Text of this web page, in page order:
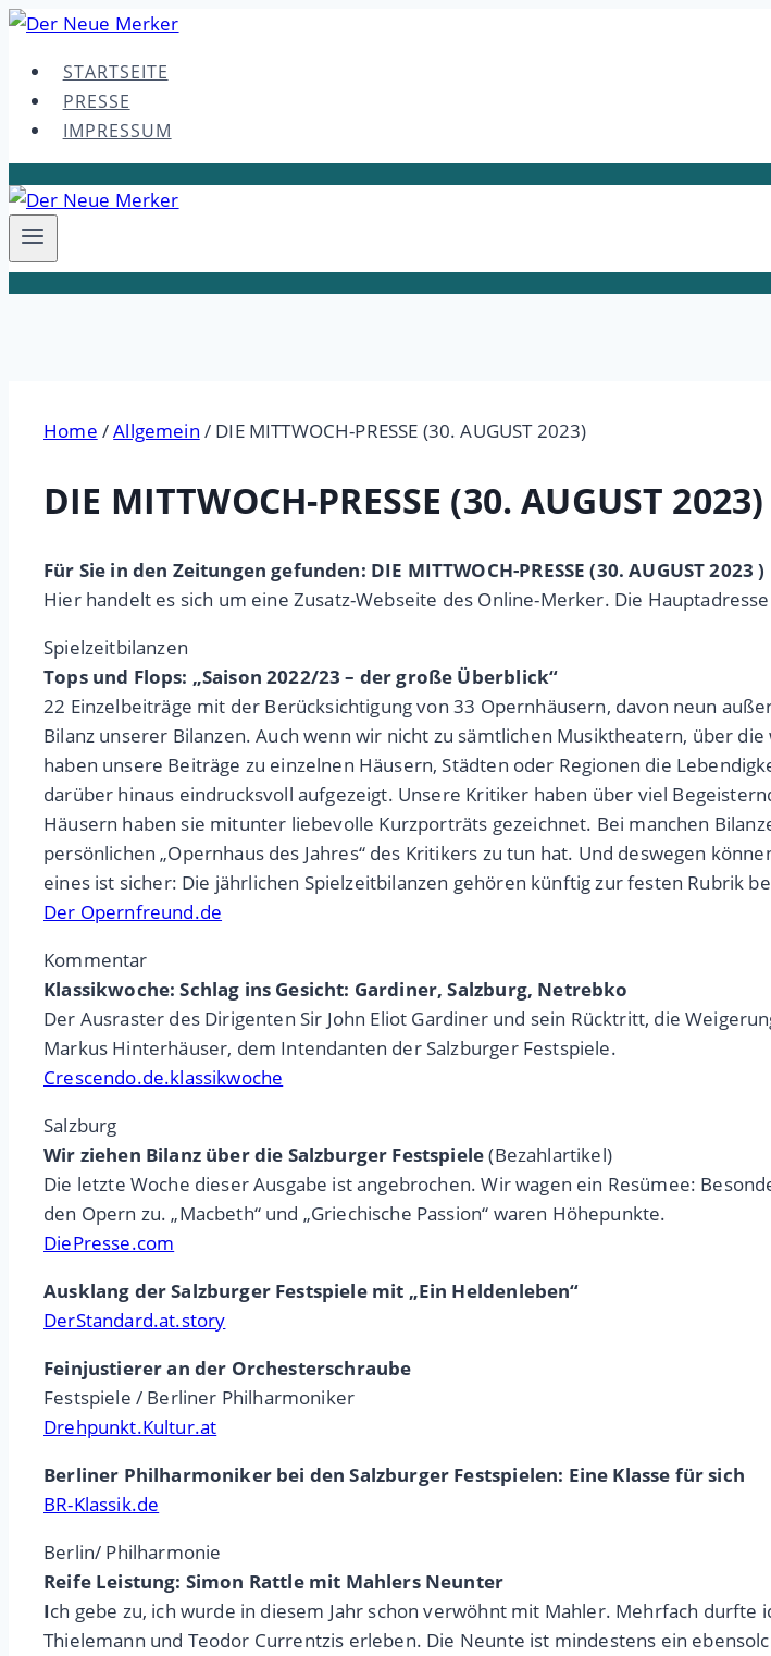
Skip
contentSTARTSEITE
PRESSE
IMPRESSUM
Home /Allgemein / DIE MITTWOCH-PRESSE (30. AUGUST 2023)
DIE MITTWOCH-PRESSE (30. AUGUST 2023)
Für Sie in den Zeitungen gefunden: DIE MITTWOCH-PRESSE (30. AUGUST 2023 )
Hier handelt es sich um eine Zusatz-Webseite des Online-Merker. Die
Spielzeitbilanzen
Tops und Flops: „Saison 2022/23 – der große Überblick“
22 Einzelbeiträge mit der Berücksichtigung von 33 Opernhäusern, davon neun
Bilanz unserer Bilanzen. Auch wenn wir nicht zu sämtlichen Musiktheatern, über
haben unsere Beiträge zu einzelnen Häusern, Städten oder Regionen die
darüber hinaus eindrucksvoll aufgezeigt. Unsere Kritiker haben über viel
Häusern haben sie mitunter liebevolle Kurzporträts gezeichnet. Bei manchen
persönlichen „Opernhaus des Jahres“ des Kritikers zu tun hat. Und deswegen
eines ist sicher: Die jährlichen Spielzeitbilanzen gehören künftig zur festen Rubrik
Der Opernfreund.de
Kommentar
Klassikwoche: Schlag ins Gesicht: Gardiner, Salz­burg, Netrebko
Der Ausraster des Dirigenten Sir John Eliot Gardiner und sein Rücktritt, die
Markus Hinterhäuser, dem Intendanten der Salzburger Festspiele.
Crescendo.de.klassikwoche
Salzburg
Wir ziehen Bilanz über die Salzburger Festspiele(Bezahlartikel)
Die letzte Woche dieser Ausgabe ist angebrochen. Wir wagen ein Resümee:
den Opern zu. „Macbeth“ und „Griechische Passion“ waren Höhepunkte.
DiePresse.com
Ausklang der Salzburger Festspiele mit „Ein Heldenleben“
DerStandard.at.story
Feinjustierer an der Orchesterschraube
Festspiele / Berliner Philharmoniker
Drehpunkt.Kultur.at
Berliner Philharmoniker bei den Salzburger Festspielen: Eine Klasse für sich
BR-Klassik.de
Berlin/ Philharmonie
Reife Leistung: Simon Rattle mit Mahlers Neunter
Ich gebe zu, ich wurde in diesem Jahr schon verwöhnt mit Mahler. Mehrfach
Thielemann und Teodor Currentzis erleben. Die Neunte ist mindestens ein